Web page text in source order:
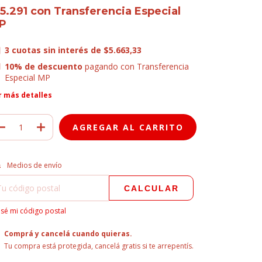
con Transferencia Especial
3 cuotas sin interés de $5.663,33
10% de descuento pagando con Transferencia
Especial MP
más detalles
para el CP:
Medios de envío
CALCULAR
mi código postal
Comprá y cancelá cuando quieras.
Tu compra está protegida, cancelá gratis si te arrepentís.